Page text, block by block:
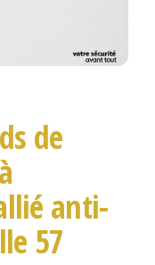
de
anti-
57